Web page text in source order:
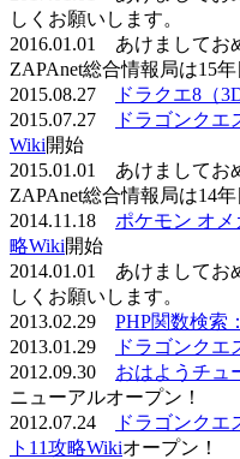
しくお願いします。
2016.01.01 あけましてお
ZAPAnet総合情報局は15年
2015.08.27
ドラクエ8（
2015.07.27
ドラゴンクエ
Wiki開始
2015.01.01 あけましてお
ZAPAnet総合情報局は14年
2014.11.18 ポケモン オ
略Wiki開始
2014.01.01 あけましてお
しくお願いします。
2013.02.29 PHP関数検索
2013.01.29
ドラゴンクエ
2012.09.30 おはようチュ
ニューアルオープン！
2012.07.24
ドラゴンクエ
ト11攻略Wikiオープン！